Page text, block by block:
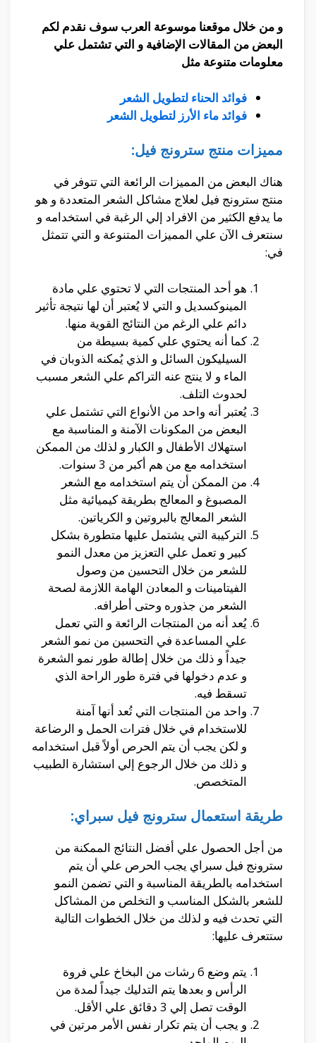
و من خلال موقعنا موسوعة العرب سوف نقدم لكم
البعض من المقالات الإضافية و التي تشتمل علي
معلومات متنوعة مثل
فوائد الحناء لتطويل الشعر
فوائد ماء الأرز لتطويل الشعر
مميزات منتج سترونج فيل:
هناك البعض من المميزات الرائعة التي تتوفر في
منتج سترونج فيل لعلاج مشاكل الشعر المتعددة و هو
ما يدفع الكثير من الافراد إلي الرغبة في استخدامه و
سنتعرف الآن علي المميزات المتنوعة و التي تتمثل
في:
هو أحد المنتجات التي لا تحتوي علي مادة
المينوكسديل و التي لا يُعتبر أن لها نتيجة تأثير
دائم علي الرغم من النتائج القوية منها.
كما أنه يحتوي علي كمية بسيطة من
السيليكون السائل و الذي يُمكنه الذوبان في
الماء و لا ينتج عنه التراكم علي الشعر مسبب
لحدوث التلف.
يُعتبر أنه واحد من الأنواع التي تشتمل علي
البعض من المكونات الآمنة و المناسبة مع
استهلاك الأطفال و الكبار و لذلك من الممكن
استخدامه مع من هم أكبر من 3 سنوات.
من الممكن أن يتم استخدامه مع الشعر
المصبوغ و المعالج بطريقة كيميائية مثل
الشعر المعالج بالبروتين و الكرياتين.
التركيبة التي يشتمل عليها متطورة بشكل
كبير و تعمل علي التعزيز من معدل النمو
للشعر من خلال التحسين من وصول
الفيتامينات و المعادن الهامة اللازمة لصحة
الشعر من جذوره وحتى أطرافه.
يُعد أنه من المنتجات الرائعة و التي تعمل
علي المساعدة في التحسين من نمو الشعر
جيداً و ذلك من خلال إطالة طور نمو الشعرة
و عدم دخولها في فترة طور الراحة الذي
تسقط فيه.
واحد من المنتجات التي تُعد أنها آمنة
للاستخدام في خلال فترات الحمل و الرضاعة
و لكن يجب أن يتم الحرص أولاً قبل استخدامه
و ذلك من خلال الرجوع إلي استشارة الطبيب
المتخصص.
طريقة استعمال سترونج فيل سبراي:
من أجل الحصول علي أفضل النتائج الممكنة من
سترونج فيل سبراي يجب الحرص علي أن يتم
استخدامه بالطريقة المناسبة و التي تضمن النمو
للشعر بالشكل المناسب و التخلص من المشاكل
التي تحدث فيه و لذلك من خلال الخطوات التالية
ستتعرف عليها:
يتم وضع 6 رشات من البخاخ علي فروة
الرأس و بعدها يتم التدليك جيداً لمدة من
الوقت تصل إلي 3 دقائق علي الأقل.
و يجب أن يتم تكرار نفس الأمر مرتين في